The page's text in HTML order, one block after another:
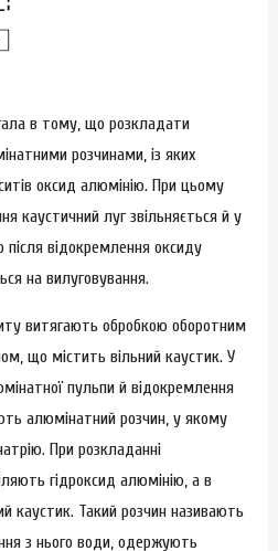
в тому, що розкладати
розчинами, із яких
оксид алюмінію. При цьому
каустичний луг звільняється й у
після відокремлення оксиду
на вилуговування.
витягають обробкою оборотним
що містить вільний каустик. У
пульпи й відокремлення
алюмінатний розчин, у якому
При розкладанні
гідроксид алюмінію, а в
каустик. Такий розчин називають
з нього води, одержують